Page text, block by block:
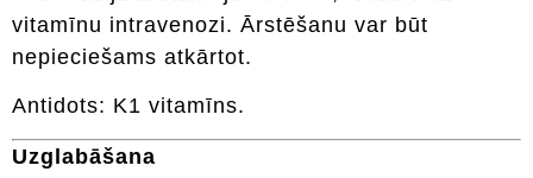
vitamīnu intravenozi. Ārstēšanu var būt
nepieciešams atkārtot.
Antidots: K1 vitamīns.
Uzglabāšana